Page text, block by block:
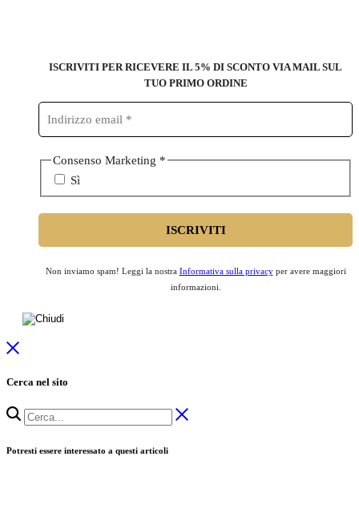
ISCRIVITI PER RICEVERE IL 5% DI SCONTO VIA MAIL SUL
TUO PRIMO ORDINE
Consenso Marketing *
Sì
Non inviamo spam! Leggi la nostra Informativa sulla privacyper avere maggiori
informazioni.
Cerca nel sito
Potresti essere interessato a questi articoli